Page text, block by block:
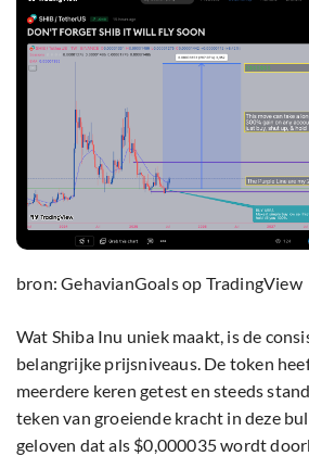
bron: GehavianGoals op TradingView
Wat Shiba Inu uniek maakt, is de
belangrijke prijsniveaus. De token
meerdere keren getest en steeds
teken van groeiende kracht in deze
geloven dat als $0,000035 wordt